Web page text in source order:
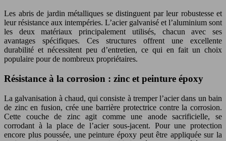
Les abris de jardin métalliques se distinguent par leur robustesse et
leur résistance aux intempéries. L’acier galvanisé et l’aluminium sont
les deux matériaux principalement utilisés, chacun avec ses
avantages spécifiques. Ces structures offrent une excellente
durabilité et nécessitent peu d’entretien, ce qui en fait un choix
populaire pour de nombreux propriétaires.
Résistance à la corrosion : zinc et peinture époxy
La galvanisation à chaud, qui consiste à tremper l’acier dans un bain
de zinc en fusion, crée une barrière protectrice contre la corrosion.
Cette couche de zinc agit comme une anode sacrificielle, se
corrodant à la place de l’acier sous-jacent. Pour une protection
encore plus poussée, une peinture époxy peut être appliquée sur la